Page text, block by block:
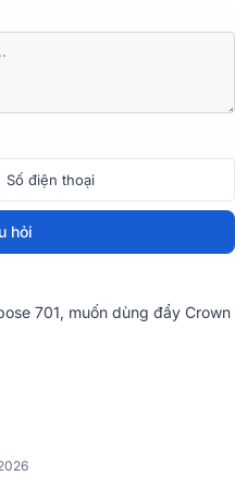
cao với bộ lọc tần số âm hạn
trong và mạnh.
hỏi
701, muốn dùng đẩy Crown